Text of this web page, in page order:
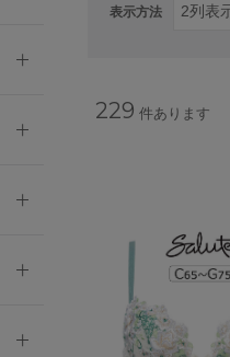
表示方法
229 件あります